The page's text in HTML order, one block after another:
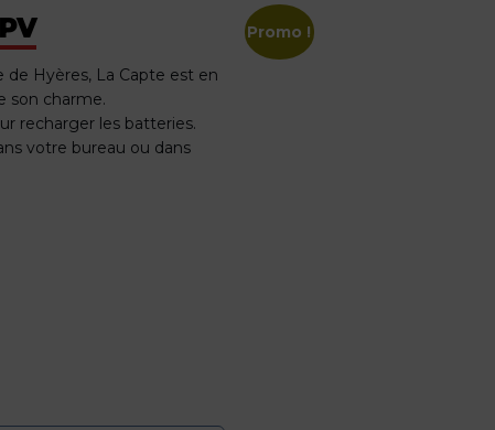
Hyères, La Capte est en
son charme.
recharger les batteries.
votre bureau ou dans
Promo !